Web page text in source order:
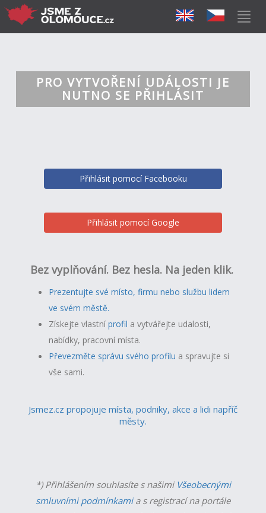
PRO VYTVOŘENÍ UDÁLOSTI JE
NUTNO SE PŘIHLÁSIT
Přihlásit pomocí Facebooku
Přihlásit pomocí Google
Bez vyplňování. Bez hesla. Na jeden klik.
Prezentujte své místo, firmu nebo službu lidem
ve svém městě.
Získejte vlastníprofil a vytvářejte udalosti,
nabídky, pracovní místa.
Převezměte správu svého profilu a spravujte si
vše sami.
Jsmez.cz propojuje místa, podniky, akce a lidi napříč
městy.
*) Přihlášením souhlasíte s našimi Všeobecnými
smluvními podmínkamia s registrací na portále